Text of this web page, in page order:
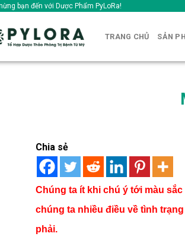
bạn đến với Dược Phẩm PyLoRa!
TRANG CHỦ SẢN
Chia sẻ
Chúng ta ít khi chú ý tới màu
chúng ta nhiều điều về tình
phải.